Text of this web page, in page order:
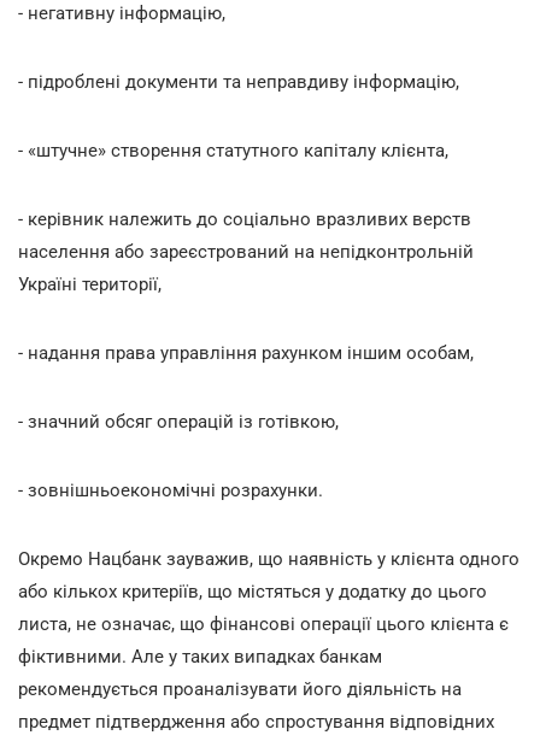
- негативну інформацію,
- підроблені документи та неправдиву інформацію,
- «штучне» створення статутного капіталу клієнта,
- керівник належить до соціально вразливих верств
населення або зареєстрований на непідконтрольній
Україні території,
- надання права управління рахунком іншим особам,
- значний обсяг операцій із готівкою,
- зовнішньоекономічні розрахунки.
Окремо Нацбанк зауважив, що наявність у клієнта одного
або кількох критеріїв, що містяться у додатку до цього
листа, не означає, що фінансові операції цього клієнта є
фіктивними. Але у таких випадках банкам
рекомендується проаналізувати його діяльність на
предмет підтвердження або спростування відповідних